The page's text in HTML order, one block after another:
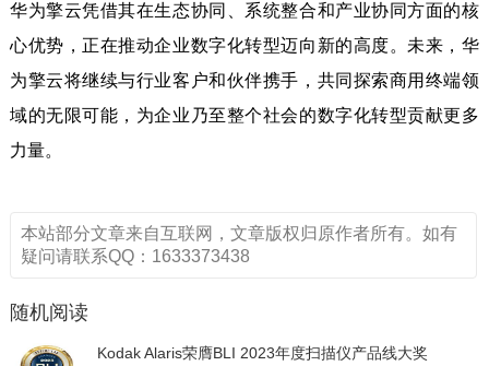
华为擎云凭借其在生态协同、系统整合和产业协同方面的核
心优势，正在推动企业数字化转型迈向新的高度。未来，华
为擎云将继续与行业客户和伙伴携手，共同探索商用终端领
域的无限可能，为企业乃至整个社会的数字化转型贡献更多
力量。
本站部分文章来自互联网，文章版权归原作者所有。如有
疑问请联系QQ：1633373438
随机阅读
Kodak Alaris荣膺BLI 2023年度扫描仪产品线大奖